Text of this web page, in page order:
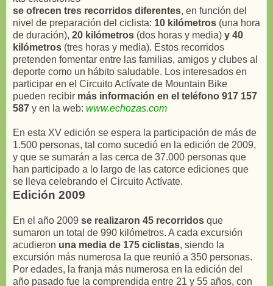
se ofrecen tres recorridos diferentes, en función del
nivel de preparación del ciclista: 10 kilómetros (una hora
de duración), 20 kilómetros (dos horas y media) y 40
kilómetros (tres horas y media). Estos recorridos
pretenden fomentar entre las familias, amigos y clubes al
deporte como un hábito saludable. Los interesados en
participar en el Circuito Actívate de Mountain Bike
pueden recibir más información en el teléfono 917 157
587 y en la web: www.echozas.com
En esta XV edición se espera la participación de más de
1.500 personas, tal como sucedió en la edición de 2009,
y que se sumarán a las cerca de 37.000 personas que
han participado a lo largo de las catorce ediciones que
se lleva celebrando el Circuito Actívate.
Edición 2009
En el año 2009 se realizaron 45 recorridos que
sumaron un total de 990 kilómetros. A cada excursión
acudieron una media de 175 ciclistas, siendo la
excursión más numerosa la que reunió a 350 personas.
Por edades, la franja más numerosa en la edición del
año pasado fue la comprendida entre 21 y 55 años, con